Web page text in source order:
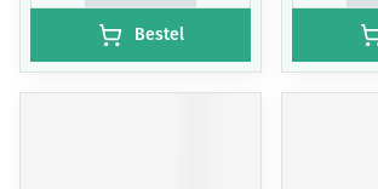
Bestel